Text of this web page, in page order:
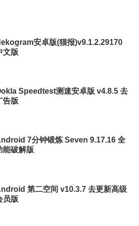
安卓版(猫报)v9.1.2.29170
文版
Speedtest测速安卓版 v4.8.5 去
告版
7分钟锻炼 Seven 9.17.16 全
能破解版
第二空间 v10.3.7 去更新高级
员版